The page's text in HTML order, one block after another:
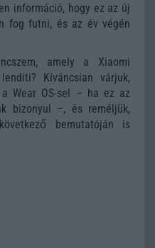
információ, hogy ez az új
fog futni, és az év végén
amely a Xiaomi
Kíváncsian várjuk,
Wear OS-sel – ha ez az
bizonyul –, és reméljük,
bemutatóján is